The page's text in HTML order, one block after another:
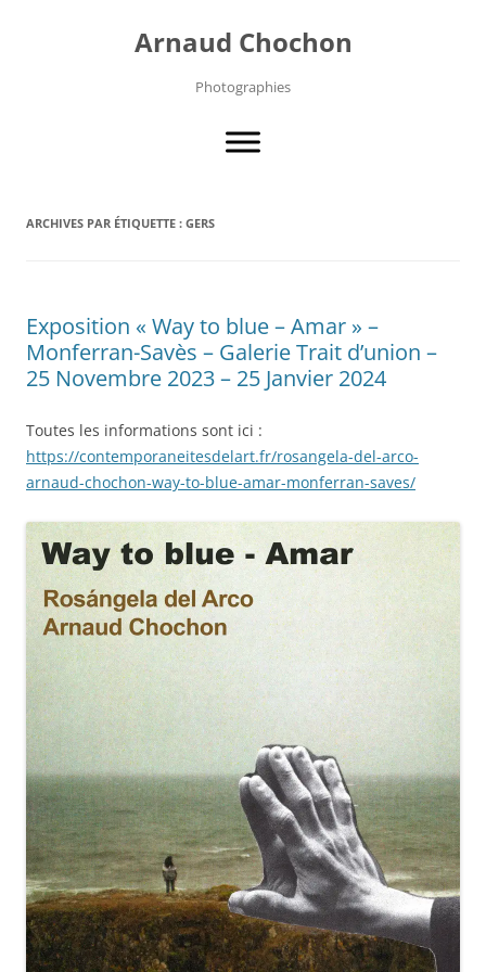
Arnaud Chochon
Photographies
ARCHIVES PAR ÉTIQUETTE : GERS
Exposition « Way to blue – Amar » –
Monferran-Savès – Galerie Trait d’union –
25 Novembre 2023 – 25 Janvier 2024
Toutes les informations sont ici :
https://contemporaneitesdelart.fr/rosangela-del-arco-
arnaud-chochon-way-to-blue-amar-monferran-saves/